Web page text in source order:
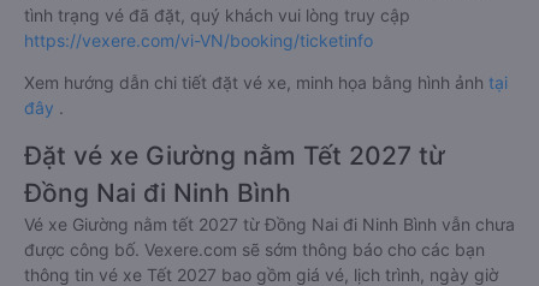
tình trạng vé đã đặt, quý khách vui lòng truy cập
https://vexere.com/vi-VN/booking/ticketinfo
Xem hướng dẫn chi tiết đặt vé xe, minh họa bằng hình ảnh tại
đây .
Đặt vé xe Giường nằm Tết 2027 từ
Đồng Nai đi Ninh Bình
Vé xe Giường nằm tết 2027 từ Đồng Nai đi Ninh Bình vẫn chưa
được công bố. Vexere.com sẽ sớm thông báo cho các bạn
thông tin vé xe Tết 2027 bao gồm giá vé, lịch trình, ngày giờ